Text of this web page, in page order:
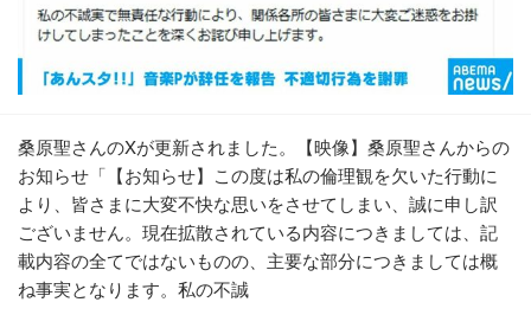
桑原聖さんのXが更新されました。【映像】桑原聖さんからの
お知らせ「【お知らせ】この度は私の倫理観を欠いた行動に
より、皆さまに大変不快な思いをさせてしまい、誠に申し訳
ございません。現在拡散されている内容につきましては、記
載内容の全てではないものの、主要な部分につきましては概
ね事実となります。私の不誠